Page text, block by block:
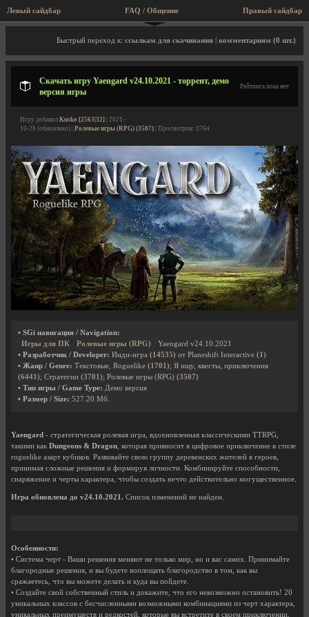
Левый сайдбар Правый сайдбар
FAQ / Общение
Описание игры, торрент, скриншоты, видео
Быстрый переход к: ссылкам для скачивания комментариям (0 шт.)
Скачать игру Yaengard v24.10.2021 - торрент, демо
версия игры
Рейтинга пока нет
Игру добавил Kusko [2563|32] | 2021-
10-28 (обновлено) | Ролевые игры (RPG) (3507) | Просмотров: 3764
• SGi навигация / Navigation:
Игры для ПК
Ролевые игры (RPG)
Yaengard v24.10.2021
• Разработчик / Developer: Инди-игра (14535) от Planeshift Interactive (1)
• Жанр / Genre: Текстовые, Roguelike (1701); Я ищу, квесты, приключения
(6441); Стратегии (3781); Ролевые игры (RPG) (3507)
• Тип игры / Game Type: Демо версия
• Размер / Size: 527.20 Мб.
Yaengard - стратегическая ролевая игра, вдохновленная классическими TTRPG,
такими как Dungeons & Dragon, которая привносит в цифровое приключение в стиле
roguelike азарт кубиков. Развивайте свою группу деревенских жителей в героев,
принимая сложные решения и формируя личности. Комбинируйте способности,
снаряжение и черты характера, чтобы создать нечто действительно могущественное.
Игра обновлена до v24.10.2021. Список изменений не найден.
Особенности:
• Система черт - Ваши решения меняют не только мир, но и вас самих. Принимайте
благородные решения, и вы будете воплощать благородство в том, как вы
сражаетесь, что вы можете делать и куда вы пойдете.
• Создайте свой собственный стиль и докажите, что его невозможно остановить! 20
уникальных классов с бесчисленными возможными комбинациями из черт характера,
уникальных преимуществ и редкостей, которые вы встретите в своем приключении.